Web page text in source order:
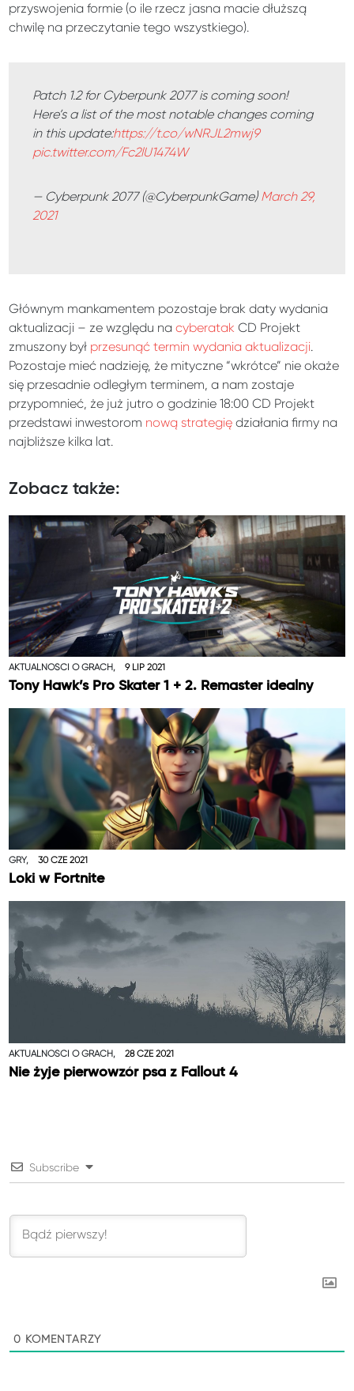
przyswojenia formie (o ile rzecz jasna macie dłuższą
chwilę na przeczytanie tego wszystkiego).
Patch 1.2 for Cyberpunk 2077 is coming soon!
Here’s a list of the most notable changes coming
in this update:https://t.co/wNRJL2mwj9
pic.twitter.com/Fc2lU1474W
— Cyberpunk 2077 (@CyberpunkGame) March 29,
2021
Głównym mankamentem pozostaje brak daty wydania
aktualizacji – ze względu nacyberatak CD Projekt
zmuszony był przesunąć termin wydania aktualizacji.
Pozostaje mieć nadzieję, że mityczne “wkrótce” nie okaże
się przesadnie odległym terminem, a nam zostaje
przypomnieć, że już jutro o godzinie 18:00 CD Projekt
przedstawi inwestorom nową strategię działania firmy na
najbliższe kilka lat.
Zobacz także:
AKTUALNOŚCI O GRACH, 9 LIP 2021
Tony Hawk’s Pro Skater 1 + 2. Remaster idealny
GRY, 30 CZE 2021
Loki w Fortnite
AKTUALNOŚCI O GRACH, 28 CZE 2021
Nie żyje pierwowzór psa z Fallout 4
Subscribe
0 KOMENTARZY